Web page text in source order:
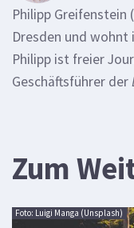
Philipp Greifenstein (
Dresden und wohnt
Philipp ist freier
Geschäftsführer der
Zum
Foto: Luigi Manga (Unsplash)